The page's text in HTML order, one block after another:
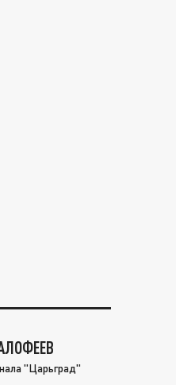
"Царьград"